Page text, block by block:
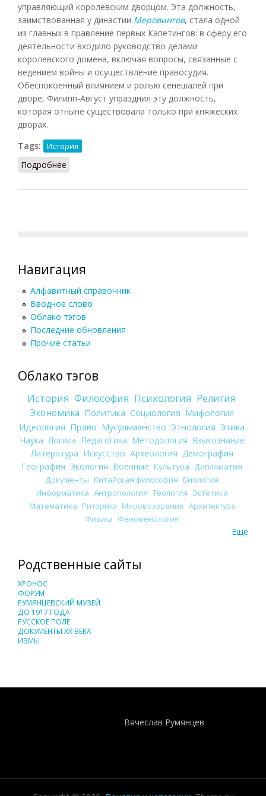
управляющий королевским дворцом. Эта должность,
заимствованная у династии Меровингов, стала одной
из главных в правление первых Капетингов: в сферу его
деятельности входило руководство делами
королевского домена, включая вопросы, связанные с
ведением войны и осуществление правосудия.
Обеспокоенный влиянием и ролью сенешалей при
дворе, Филипп-Август упразднил эту должность,
которая отныне существовала только при княжеских
дворах.
Tags:
История
Подробнее
Навигация
Алфавитный справочник
Вводное слово
Облако тэгов
Последние обновления
Прочие статьи
Облако тэгов
История Философия Психология Религия
Экономика Политика Социология Мифология
Идеология Право Мусульманство Этнология Этика
Наука Логика Педагогика Методология Языкознание
Литература Искусство Археология Демография
География Экология Военные Культура
Дипломатия
Документы Китайская философия Биология
Информатика Антропология Теология Эстетика
Математика Риторика Мировоззрение Архитектура
Физика Феноменология
Еще
Родственные сайты
ХРОНОС
ФОРУМ
РУМЯНЦЕВСКИЙ МУЗЕЙ
ДО 1917 ГОДА
РУССКОЕ ПОЛЕ
ДОКУМЕНТЫ XX ВЕКА
ИЗМЫ
Вячеслав Румянцев